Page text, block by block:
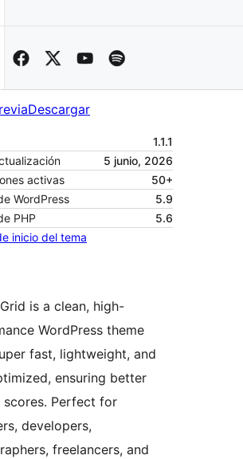
Descargar
1.1.1
5 junio, 2026
activas
50+
WordPress
5.9
PHP
5.6
inicio del tema
is a clean, high-
WordPress theme
fast, lightweight, and
ensuring better
scores. Perfect for
developers,
freelancers, and